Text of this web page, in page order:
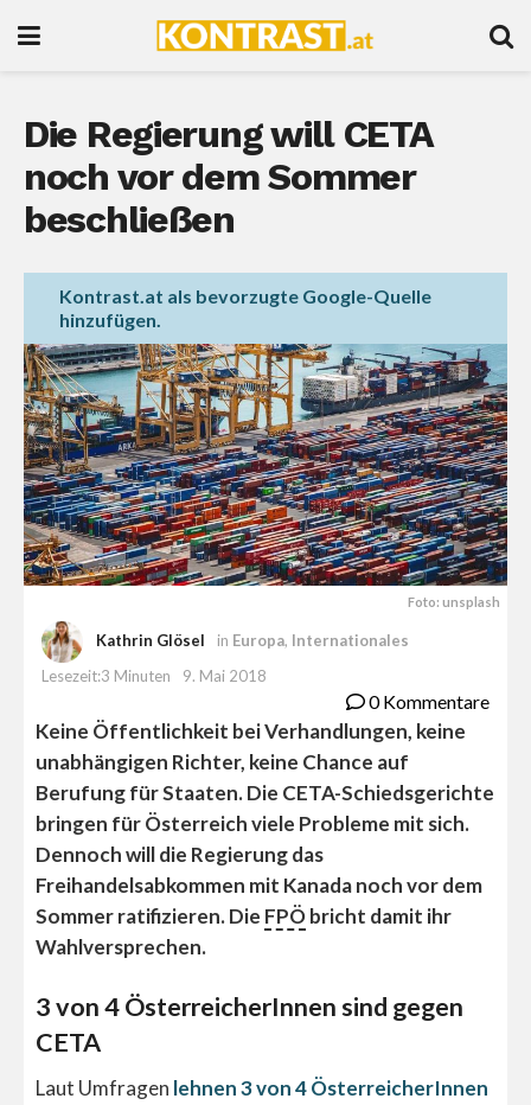
Die Regierung will CETA
noch vor dem Sommer
beschließen
Kontrast.at als bevorzugte Google-Quelle
hinzufügen.
Foto: unsplash
Kathrin Glösel in Europa, Internationales
Lesezeit:3 Minuten
9. Mai 2018
0 Kommentare
Keine Öffentlichkeit bei Verhandlungen, keine
unabhängigen Richter, keine Chance auf
Berufung für Staaten. Die CETA-Schiedsgerichte
bringen für Österreich viele Probleme mit sich.
Dennoch will die Regierung das
Freihandelsabkommen mit Kanada noch vor dem
Sommer ratifizieren. Die FPÖbricht damit ihr
Wahlversprechen.
3 von 4 ÖsterreicherInnen sind gegen
CETA
Laut Umfragen lehnen 3 von 4 ÖsterreicherInnen